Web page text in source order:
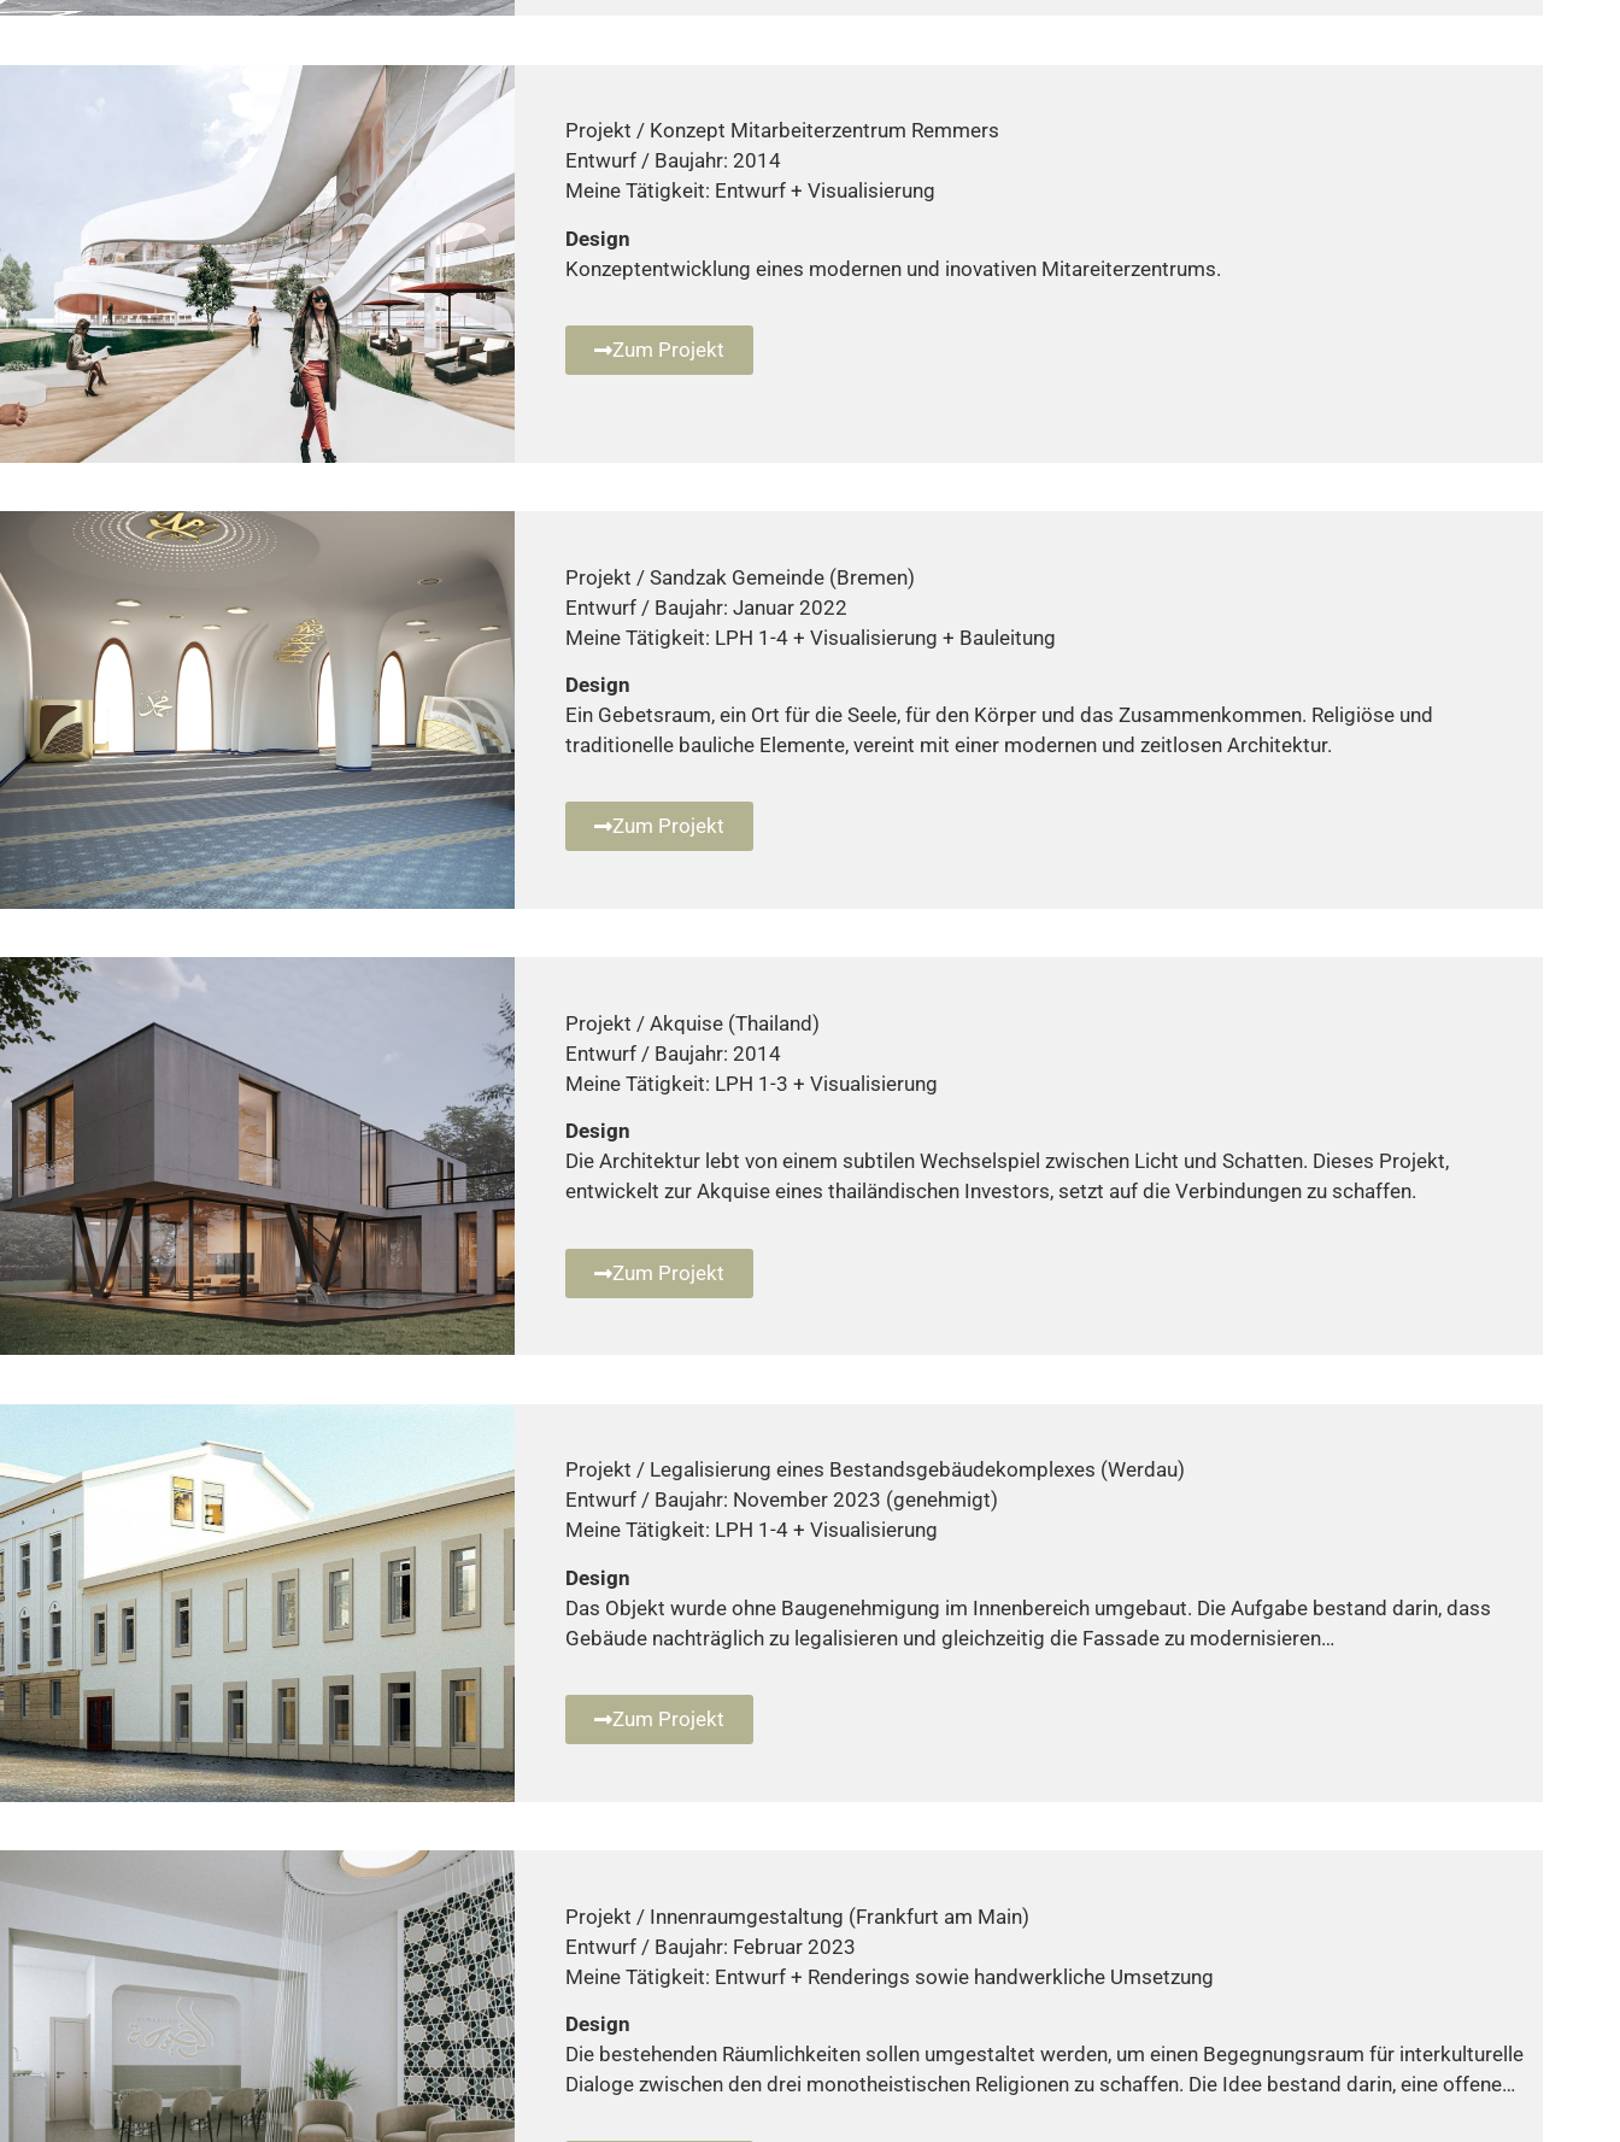
Projekt / Konzept Mitarbeiterzentrum Remmers
Entwurf / Baujahr: 2014
Meine Tätigkeit: Entwurf + Visualisierung
Design
Konzeptentwicklung eines modernen und inovativen Mitareiterzentrums.
Zum Projekt
Projekt / Sandzak Gemeinde (Bremen)
Entwurf / Baujahr: Januar 2022
Meine Tätigkeit: LPH 1-4 + Visualisierung + Bauleitung
Design
Ein Gebetsraum, ein Ort für die Seele, für den Körper und das Zusammenkommen. Religiöse und
traditionelle bauliche Elemente, vereint mit einer modernen und zeitlosen Architektur.
Zum Projekt
Projekt / Akquise (Thailand)
Entwurf / Baujahr: 2014
Meine Tätigkeit: LPH 1-3 + Visualisierung
Design
Die Architektur lebt von einem subtilen Wechselspiel zwischen Licht und Schatten. Dieses Projekt,
entwickelt zur Akquise eines thailändischen Investors, setzt auf die Verbindungen zu schaffen.
Zum Projekt
Projekt / Legalisierung eines Bestandsgebäudekomplexes (Werdau)
Entwurf / Baujahr: November 2023 (genehmigt)
Meine Tätigkeit: LPH 1-4 + Visualisierung
Design
Das Objekt wurde ohne Baugenehmigung im Innenbereich umgebaut. Die Aufgabe bestand darin, dass
Gebäude nachträglich zu legalisieren und gleichzeitig die Fassade zu modernisieren…
Zum Projekt
Projekt / Innenraumgestaltung (Frankfurt am Main)
Entwurf / Baujahr: Februar 2023
Meine Tätigkeit: Entwurf + Renderings sowie handwerkliche Umsetzung
Design
Die bestehenden Räumlichkeiten sollen umgestaltet werden, um einen Begegnungsraum für interkulturelle
Dialoge zwischen den drei monotheistischen Religionen zu schaffen. Die Idee bestand darin, eine offene…